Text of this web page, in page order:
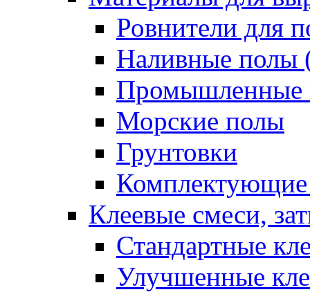
Ровнители для
Наливные полы
Промышленные
Морские полы
Грунтовки
Клеевые смеси,
Стандартные
Улучшенные